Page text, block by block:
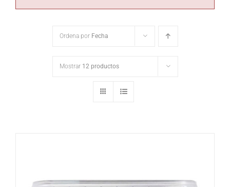
Ordena por Fecha
Mostrar 12 productos